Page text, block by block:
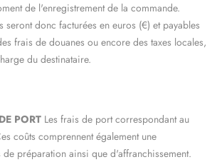
de l'enregistrement de la commande.
seront donc facturées en euros (€) et payables
frais de douanes ou encore des taxes locales,
du destinataire.
PORT Les frais de port correspondant au
coûts comprennent également une
préparation ainsi que d'affranchissement.